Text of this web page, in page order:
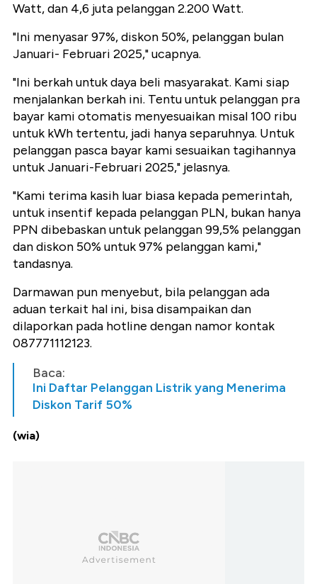
Watt, dan 4,6 juta pelanggan 2.200 Watt.
"Ini menyasar 97%, diskon 50%, pelanggan bulan
Januari- Februari 2025," ucapnya.
"Ini berkah untuk daya beli masyarakat. Kami siap
menjalankan berkah ini. Tentu untuk pelanggan pra
bayar kami otomatis menyesuaikan misal 100 ribu
untuk kWh tertentu, jadi hanya separuhnya. Untuk
pelanggan pasca bayar kami sesuaikan tagihannya
untuk Januari-Februari 2025," jelasnya.
"Kami terima kasih luar biasa kepada pemerintah,
untuk insentif kepada pelanggan PLN, bukan hanya
PPN dibebaskan untuk pelanggan 99,5% pelanggan
dan diskon 50% untuk 97% pelanggan kami,"
tandasnya.
Darmawan pun menyebut, bila pelanggan ada
aduan terkait hal ini, bisa disampaikan dan
dilaporkan pada hotline dengan namor kontak
087771112123.
Baca:
Ini Daftar Pelanggan Listrik yang Menerima
Diskon Tarif 50%
(wia)